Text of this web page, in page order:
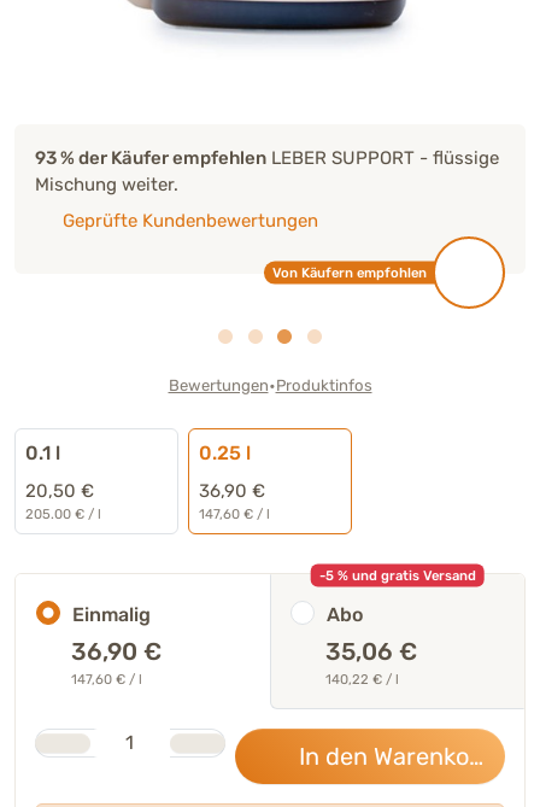
93 % der Käufer empfehlen LEBER SUPPORT - flüssige
Mischung weiter.
Geprüfte Kundenbewertungen
Von Käufern empfohlen
Bewertungen•Produktinfos
0.1 l
20,50 €
205.00 € / l
0.25 l
36,90 €
147,60 € / l
Einmalig
36,90 €
147,60 € / l
-5 % und gratis Versand
Abo
35,06 €
140,22 € / l
Anzahl
In den Warenkorb